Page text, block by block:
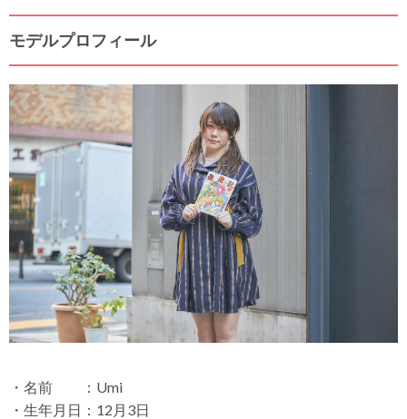
モデルプロフィール
・名前 ：Umi
・生年月日：12月3日